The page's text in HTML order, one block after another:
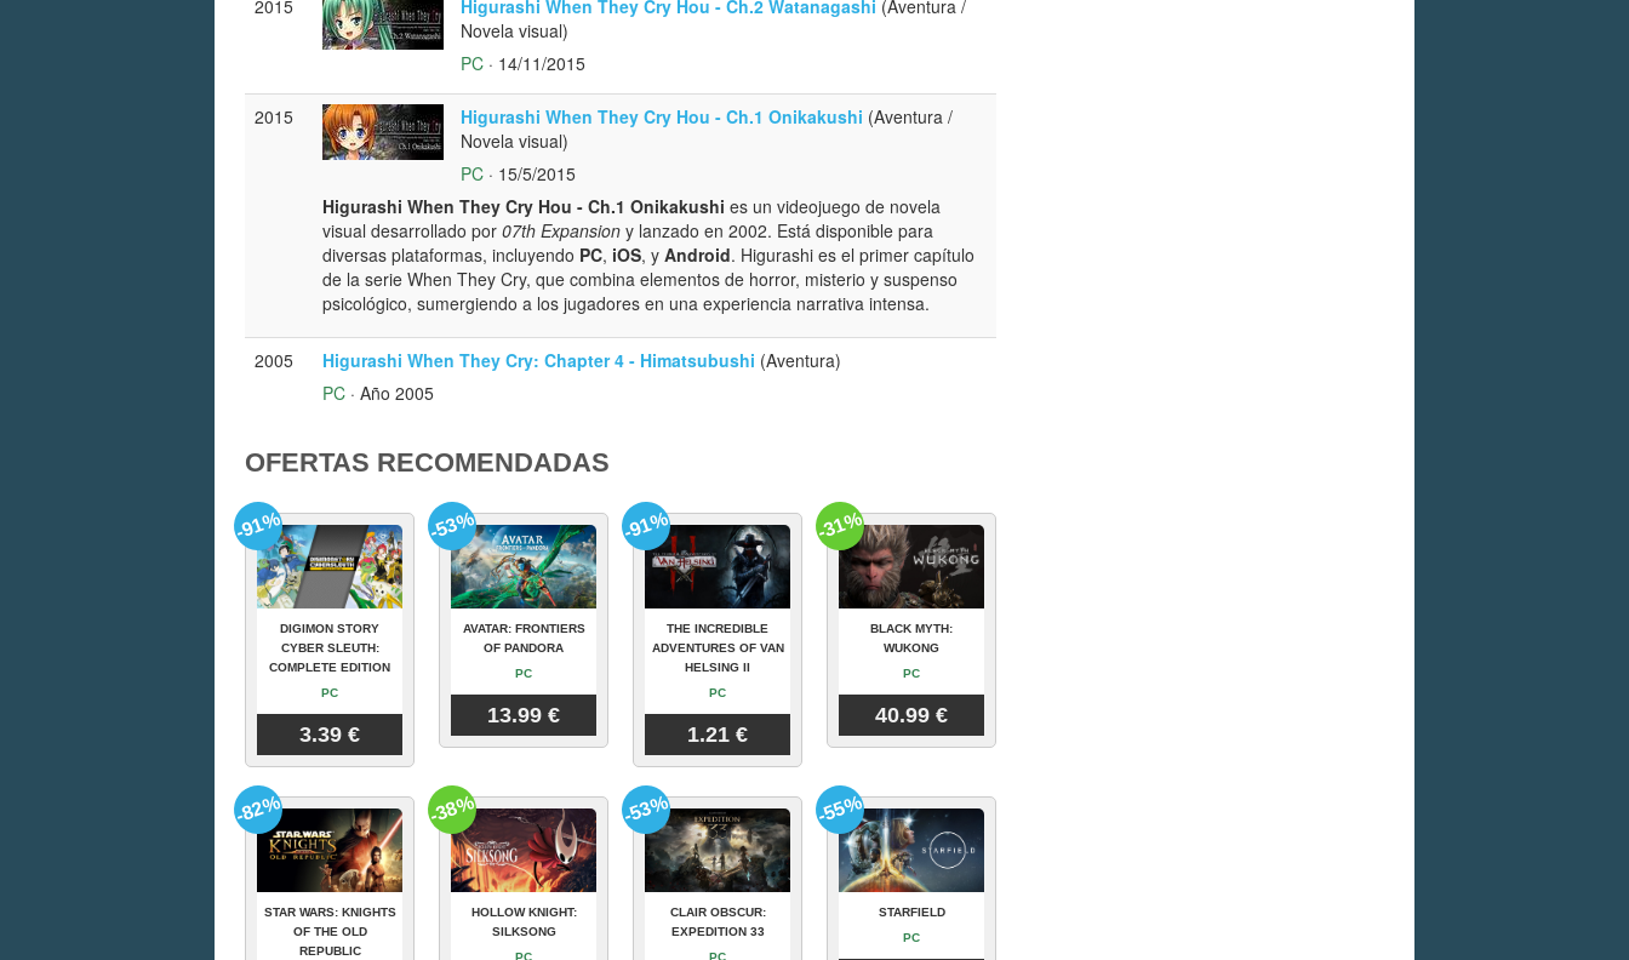
2015 Higurashi When They Cry Hou - Ch.2 Watanagashi (Aventura /
Novela visual)
PC · 14/11/2015
2015 Higurashi When They Cry Hou - Ch.1 Onikakushi (Aventura /
Novela visual)
PC · 15/5/2015
Higurashi When They Cry Hou - Ch.1 Onikakushi es un videojuego de novela
visual desarrollado por 07th Expansion y lanzado en 2002. Está disponible para
diversas plataformas, incluyendo PC, iOS, y Android. Higurashi es el primer capítulo
de la serie When They Cry, que combina elementos de horror, misterio y suspenso
psicológico, sumergiendo a los jugadores en una experiencia narrativa intensa.
2005 Higurashi When They Cry: Chapter 4 - Himatsubushi (Aventura)
PC · Año 2005
OFERTAS RECOMENDADAS
DIGIMON STORY
CYBER SLEUTH:
COMPLETE EDITION
PC
3.39 €
-91%
AVATAR: FRONTIERS
OF PANDORA
PC
13.99 €
-53%
THE INCREDIBLE
ADVENTURES OF VAN
HELSING II
PC
1.21 €
-91%
BLACK MYTH:
WUKONG
PC
40.99 €
-31%
STAR WARS: KNIGHTS
OF THE OLD
REPUBLIC
-82%
HOLLOW KNIGHT:
SILKSONG
-38%
CLAIR OBSCUR:
EXPEDITION 33
-53%
STARFIELD
PC
-55%